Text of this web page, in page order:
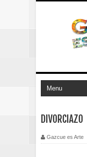
DIVORCIAZO
Gazcue es Arte